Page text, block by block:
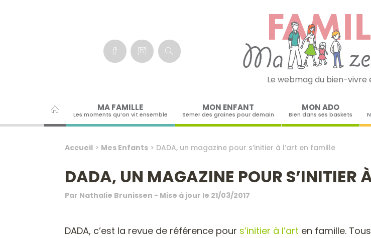
Le webmag du bien-vivre
MA FAMILLE
Les moments qu’on vit ensemble
MON ENFANT
Semer des graines pour demain
MON ADO
Bien dans ses baskets
Accueil> Mes Enfants> DADA, un magazine pour s’initier à l’art en famille
DADA, UN MAGAZINE POUR S’INITIER
Par Nathalie Brunissen - Mise à jour le 21/03/2017
DADA, c’est la revue de référence pour s’initier à l’art en famille.